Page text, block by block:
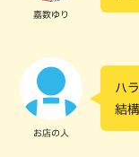
嘉数ゆり
お店の人
ハ
結